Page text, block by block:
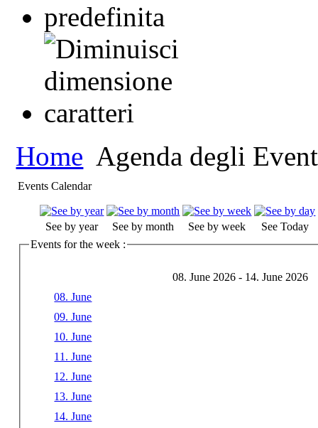
Home Agenda degli
Events Calendar
See by year See by month See by week
See Today
Events for the week :
08. June 2026 - 14. June 2026
08. June
09. June
10. June
11. June
12. June
13. June
14. June